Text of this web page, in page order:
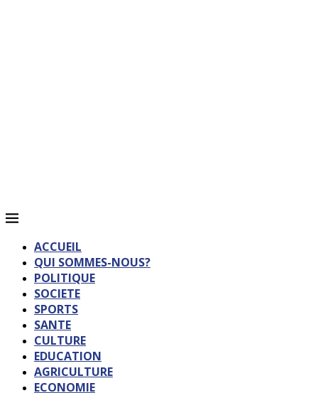
ACCUEIL
QUI SOMMES-NOUS?
POLITIQUE
SOCIETE
SPORTS
SANTE
CULTURE
EDUCATION
AGRICULTURE
ECONOMIE